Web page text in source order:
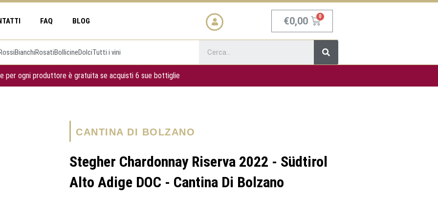
FAQ BLOG €0,00 Carrello
BianchiRosatiBollicineDolciTutti i vini
Cerca
per ogni produttore è gratuita se acquisti 6 sue bottiglie
CANTINA DI BOLZANO
Stegher Chardonnay Riserva 2022 - Südtirol
Alto Adige DOC - Cantina Di Bolzano